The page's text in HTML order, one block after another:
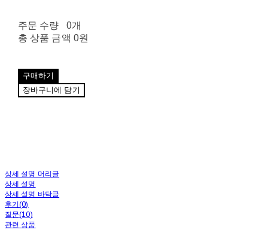
주문 수량
0개
총 상품 금액 0원
구매하기
장바구니에 담기
상세 설명 머리글
상세 설명
상세 설명 바닥글
후기(0)
질문(10)
관련 상품